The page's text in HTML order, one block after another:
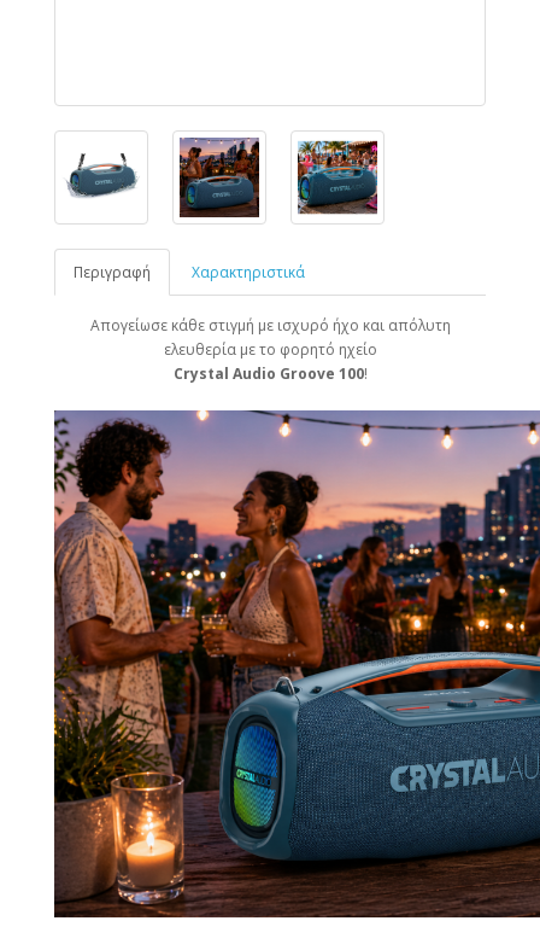
Περιγραφή Χαρακτηριστικά
Απογείωσε κάθε στιγμή με ισχυρό ήχο και απόλυτη
ελευθερία με το φορητό ηχείο
Crystal Audio Groove 100!